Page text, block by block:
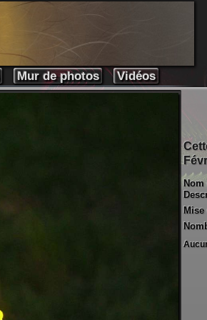
Mur de photos Vidéos
Nom
Mise